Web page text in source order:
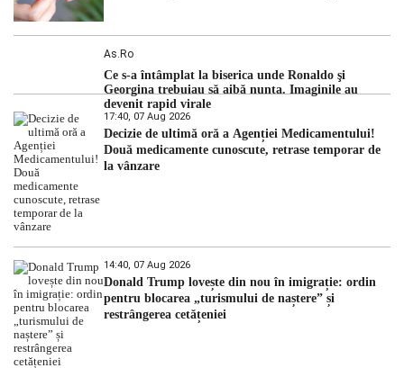
As.ro
Ce s-a întâmplat la biserica unde Ronaldo şi
Georgina trebuiau să aibă nunta. Imaginile au
devenit rapid virale
17:40, 07 Aug 2026
Decizie de ultimă oră a Agenției Medicamentului!
Două medicamente cunoscute, retrase temporar de
la vânzare
14:40, 07 Aug 2026
Donald Trump lovește din nou în imigrație: ordin
pentru blocarea „turismului de naștere” și
restrângerea cetățeniei